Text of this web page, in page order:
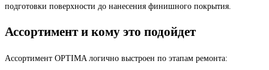
подготовки поверхности до нанесения финишного покрытия.
Ассортимент и кому это подойдет
Ассортимент OPTIMA логично выстроен по этапам ремонта: